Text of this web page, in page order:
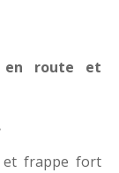
route et
et frappe fort